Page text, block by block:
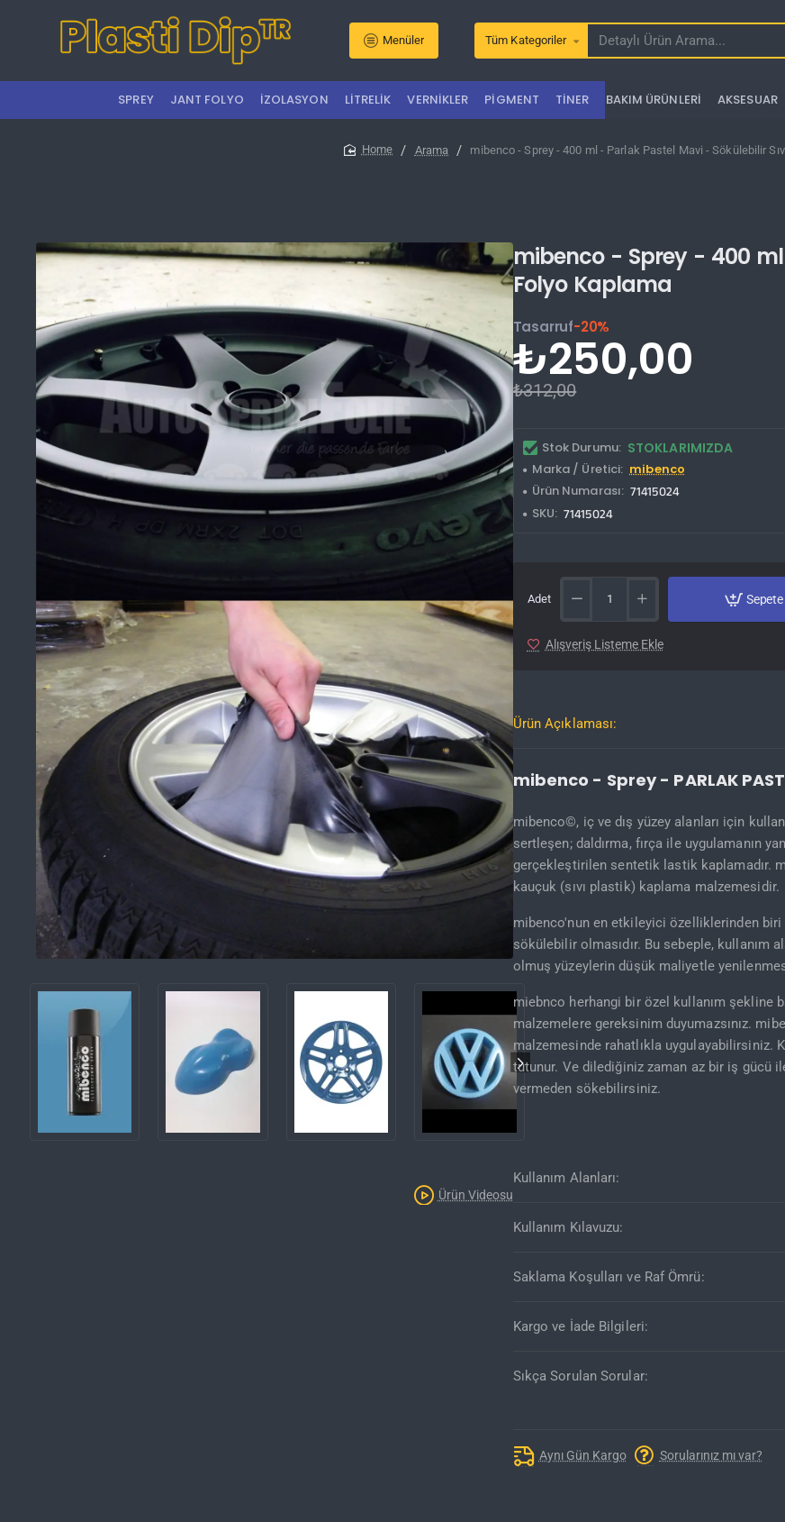
Menüler Tüm Kategoriler
Detaylı
Arama...
SPREY JANT FOLYO İZOLASYON LITRELIK VERNIKLER PIGMENT TINER BAKIM ÜRÜNLERI AKSESUAR
Arama mibenco - Sprey - 400 ml - Parlak Pastel Mavi - Sökülebilir
Ürün Videosu
mibenco - Sprey - 400 ml
Folyo Kaplama
Stok Durumu: STOKLARIMIZDA
Marka / Üretici: mibenco
Ürün Numarası: 71415024
SKU: 71415024
Tasarruf-20%
₺250,00
₺312,00
Adet Sepete
Alışveriş Listeme Ekle
Ürün Açıklaması:
mibenco - Sprey - PARLAK
mibenco©, iç ve dış yüzey alanları için
sertleşen; daldırma, fırça ile uygulamanın
gerçekleştirilen sentetik lastik kaplamadır.
kauçuk (sıvı plastik) kaplama malzemesidir.
mibenco'nun en etkileyici özelliklerinden
sökülebilir olmasıdır. Bu sebeple, kullanım
olmuş yüzeylerin düşük maliyetle
miebnco herhangi bir özel kullanım şekline
malzemelere gereksinim duyumazsınız.
malzemesinde rahatlıkla uygulayabilirsiniz.
tutunur. Ve dilediğiniz zaman az bir iş gücü
vermeden sökebilirsiniz.
Kullanım Alanları:
Kullanım Kılavuzu:
Saklama Koşulları ve Raf Ömrü:
Kargo ve İade Bilgileri:
Sıkça Sorulan Sorular:
Aynı Gün Kargo Sorularınız mı var?